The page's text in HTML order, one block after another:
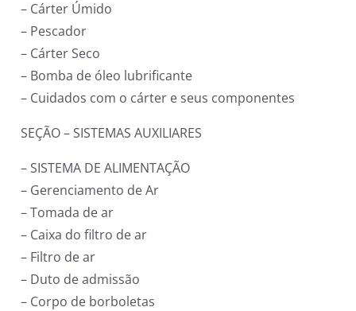
– Cárter Úmido
– Pescador
– Cárter Seco
– Bomba de óleo lubrificante
– Cuidados com o cárter e seus componentes
SEÇÃO – SISTEMAS AUXILIARES
– SISTEMA DE ALIMENTAÇÃO
– Gerenciamento de Ar
– Tomada de ar
– Caixa do filtro de ar
– Filtro de ar
– Duto de admissão
– Corpo de borboletas